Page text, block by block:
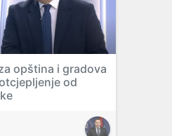
opština i gradova
od